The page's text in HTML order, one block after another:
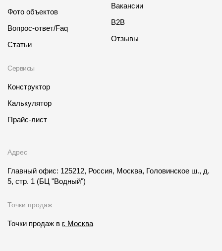
Фото объектов
Вопрос-ответ/Faq
Статьи
Сервисы
Конструктор
Калькулятор
Прайс-лист
Вакансии
B2B
Отзывы
Адрес
Главный офис: 125212, Россия, Москва, Головинское ш., д.
5, стр. 1 (БЦ "Водный")
Точки продаж
Точки продаж в г. Москва